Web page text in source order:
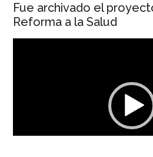
Fue archivado el
Reforma a la Salud